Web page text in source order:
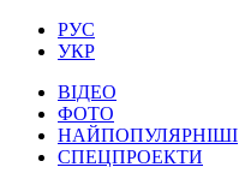
РУС
УКР
ВІДЕО
ФОТО
НАЙПОПУЛЯРНІШІ
СПЕЦПРОЕКТИ